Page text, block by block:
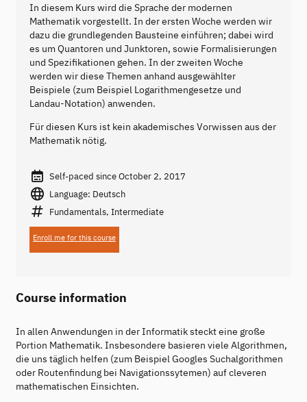
In diesem Kurs wird die Sprache der modernen
Mathematik vorgestellt. In der ersten Woche werden wir
dazu die grundlegenden Bausteine einführen; dabei wird
es um Quantoren und Junktoren, sowie Formalisierungen
und Spezifikationen gehen. In der zweiten Woche
werden wir diese Themen anhand ausgewählter
Beispiele (zum Beispiel Logarithmengesetze und
Landau-Notation) anwenden.
Für diesen Kurs ist kein akademisches Vorwissen aus der
Mathematik nötig.
Self-paced since October 2, 2017
Language: Deutsch
Fundamentals, Intermediate
Enroll me for this course
Course information
In allen Anwendungen in der Informatik steckt eine große
Portion Mathematik. Insbesondere basieren viele Algorithmen,
die uns täglich helfen (zum Beispiel Googles Suchalgorithmen
oder Routenfindung bei Navigationssytemen) auf cleveren
mathematischen Einsichten.